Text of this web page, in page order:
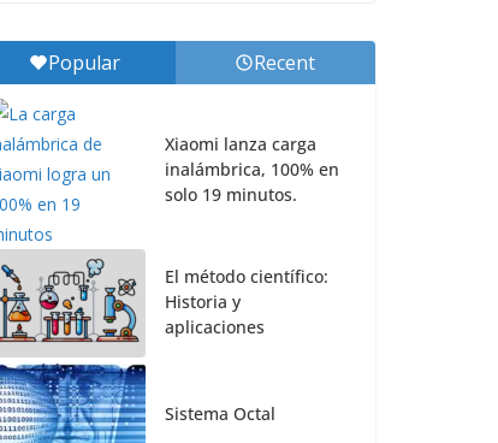
Popular Recent
Xiaomi lanza carga
inalámbrica, 100% en
solo 19 minutos.
El método científico:
Historia y
aplicaciones
Sistema Octal